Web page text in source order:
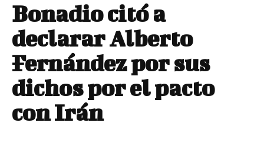
Bonadio citó a
declarar Alberto
Fernández por sus
dichos por el pacto
con Irán